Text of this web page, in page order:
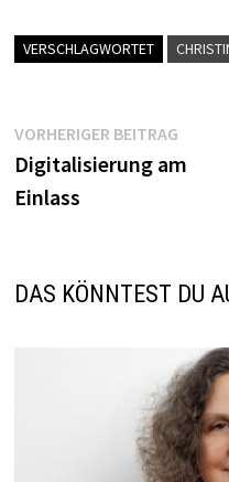
VERSCHLAGWORTET
VORHERIGER BEITRAG
Digitalisierung am
Einlass
DAS KÖNNTEST DU